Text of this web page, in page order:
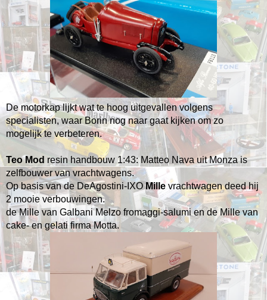
De motorkap lijkt wat te hoog uitgevallen volgens
specialisten, waar Borin nog naar gaat kijken om zo
mogelijk te verbeteren.
Teo Mod resin handbouw 1:43: Matteo Nava uit Monza is
zelfbouwer van vrachtwagens.
Op basis van de DeAgostini-IXOMille vrachtwagen deed hij
2 mooie verbouwingen.
de Mille van Galbani Melzo fromaggi-salumi en de Mille van
cake- en gelati firma Motta.